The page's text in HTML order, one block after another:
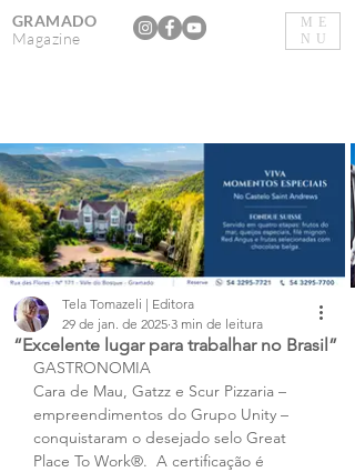
ME
NU
GRAMADO
Magazine
“Excelente lugar para trabalhar no Brasil”
Tela Tomazeli | Editora
29 de jan. de 2025 3 min de leitura
GASTRONOMIA
Cara de Mau, Gatzz e Scur Pizzaria –
empreendimentos do Grupo Unity –
conquistaram o desejado selo Great
Place To Work®.  A certificação é